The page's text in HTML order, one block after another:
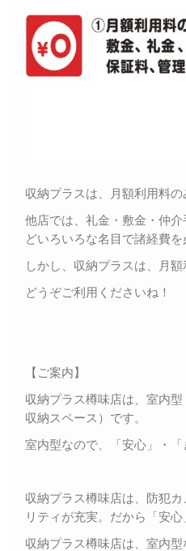
収納プラスは、月額利用料の
他店では、礼金・敷金・仲
どいろいろな名目で諸経費を
しかし、収納プラスは、月額
どうぞご利用くださいね！
【ご案内】
収納プラス樽味店は、室内
収納スペース）です。
室内型なので、「安心」・「
収納プラス樽味店は、防犯
リティが充実。だから「安心
収納プラス樽味店は、室内